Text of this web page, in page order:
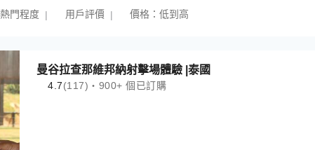
熱門程度 | 用戶評價 | 價格：低到高
曼谷拉查那維邦納射擊場體驗 |泰國
4.7(117)・900+ 個已訂購